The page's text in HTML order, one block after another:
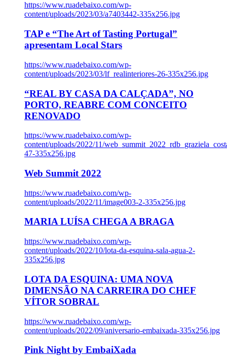
https://www.ruadebaixo.com/wp-
content/uploads/2023/03/a7403442-335x256.jpg
TAP e “The Art of Tasting Portugal”
apresentam Local Stars
https://www.ruadebaixo.com/wp-
content/uploads/2023/03/lf_realinteriores-26-335x256.jpg
“REAL BY CASA DA CALÇADA”, NO
PORTO, REABRE COM CONCEITO
RENOVADO
https://www.ruadebaixo.com/wp-
content/uploads/2022/11/
47-335x256.jpg
Web Summit 2022
https://www.ruadebaixo.com/wp-
content/uploads/2022/11/image003-2-335x256.jpg
MARIA LUÍSA CHEGA A BRAGA
https://www.ruadebaixo.com/wp-
content/uploads/2022/10/lota-da-esquina-sala-agua-2-
335x256.jpg
LOTA DA ESQUINA: UMA NOVA
DIMENSÃO NA CARREIRA DO CHEF
VÍTOR SOBRAL
https://www.ruadebaixo.com/wp-
content/uploads/2022/09/aniversario-embaixada-335x256.jpg
Pink Night by EmbaiXada